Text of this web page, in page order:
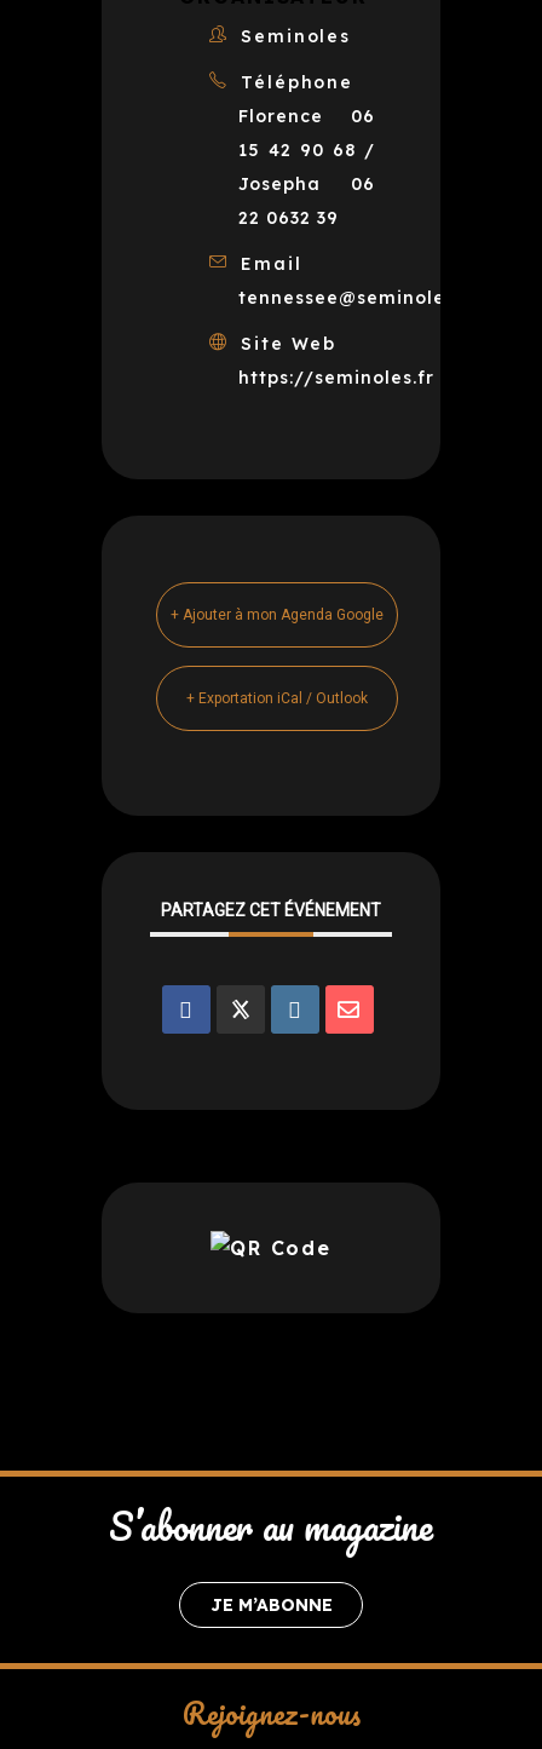
Seminoles
Téléphone
Florence 06
15 42 90 68 /
Josepha 06
22 0632 39
Email
tennessee@seminoles.fr
Site Web
https://seminoles.fr
+ Ajouter à mon Agenda Google
+ Exportation iCal / Outlook
PARTAGEZ CET ÉVÉNEMENT
S’abonner au magazine
JE M’ABONNE
Rejoignez-nous